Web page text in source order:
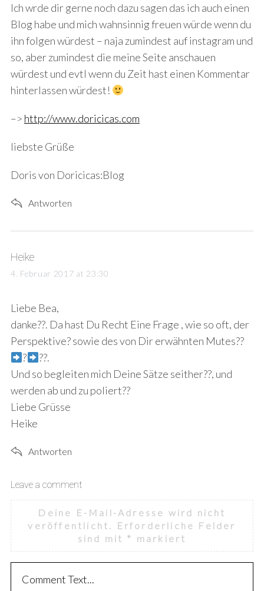
Ich wrde dir gerne noch dazu sagen das ich auch einen
Blog habe und mich wahnsinnig freuen würde wenn du
ihn folgen würdest – naja zumindest auf instagram und
so, aber zumindest die meine Seite anschauen
würdest und evtl wenn du Zeit hast einen Kommentar
hinterlassen würdest!
–> http://www.doricicas.com
liebste Grüße
Doris von Doricicas:Blog
Antworten
s
a
s
:
Heike
4. Februar 2017 at 23:30
Liebe Bea,
danke??. Da hast Du Recht Eine Frage , wie so oft, der
Perspektive? sowie des von Dir erwähnten Mutes??
?
??.
Und so begleiten mich Deine Sätze seither??, und
werden ab und zu poliert??
Liebe Grüsse
Heike
Antworten
L
e
a
v
e
Leave a comment
Deine E-Mail-Adresse wird nicht
veröffentlicht.
Erforderliche Felder
sind mit * markiert